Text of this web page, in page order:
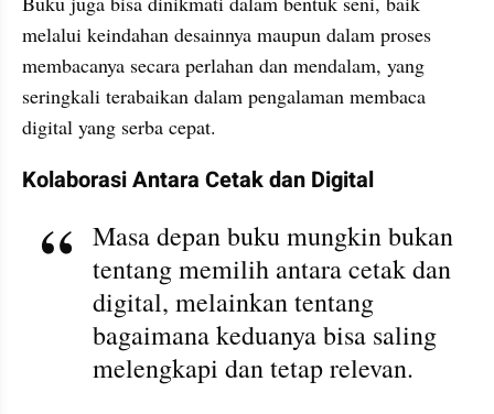
melalui keindahan desainnya maupun dalam proses
membacanya secara perlahan dan mendalam, yang
seringkali terabaikan dalam pengalaman membaca
digital yang serba cepat.
Kolaborasi Antara Cetak dan Digital
Masa depan buku mungkin bukan
tentang memilih antara cetak dan
digital, melainkan tentang
bagaimana keduanya bisa saling
melengkapi dan tetap relevan.